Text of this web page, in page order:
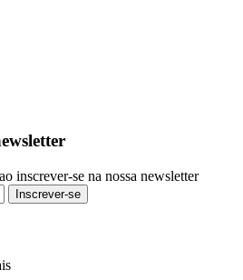
inscrever-se na nossa newsletter
Inscrever-se